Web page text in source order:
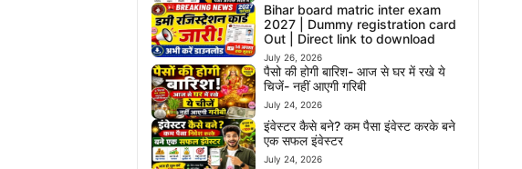
Bihar board matric inter exam
2027 | Dummy registration card
Out | Direct link to download
July 26, 2026
पैसो की होगी बारिश- आज से घर में रखे ये
चिजें- नहीं आएगी गरिबी
July 24, 2026
इंवेस्टर कैसे बने? कम पैसा इंवेस्ट करके बने
एक सफल इंवेस्टर
July 24, 2026